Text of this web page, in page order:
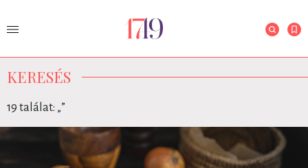
KERESÉS
19 találat: „”